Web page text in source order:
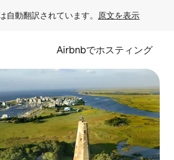
自動翻訳されています。 原文を表示
Airbnbでホスティング